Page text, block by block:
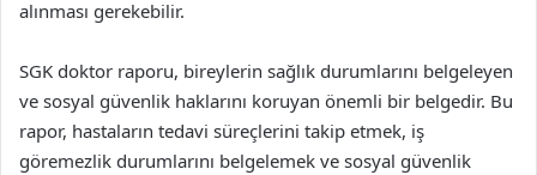
alınması gerekebilir.
SGK doktor raporu, bireylerin sağlık durumlarını belgeleyen
ve sosyal güvenlik haklarını koruyan önemli bir belgedir. Bu
rapor, hastaların tedavi süreçlerini takip etmek, iş
göremezlik durumlarını belgelemek ve sosyal güvenlik